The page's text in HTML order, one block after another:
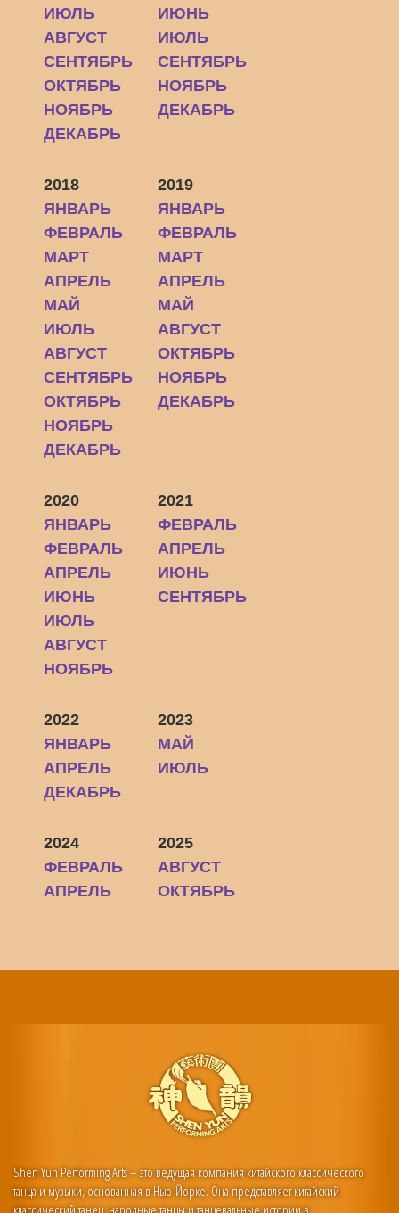
ИЮЛЬ
АВГУСТ
СЕНТЯБРЬ
ОКТЯБРЬ
НОЯБРЬ
ДЕКАБРЬ
ИЮНЬ
ИЮЛЬ
СЕНТЯБРЬ
НОЯБРЬ
ДЕКАБРЬ
2018
ЯНВАРЬ
ФЕВРАЛЬ
МАРТ
АПРЕЛЬ
МАЙ
ИЮЛЬ
АВГУСТ
СЕНТЯБРЬ
ОКТЯБРЬ
НОЯБРЬ
ДЕКАБРЬ
2019
ЯНВАРЬ
ФЕВРАЛЬ
МАРТ
АПРЕЛЬ
МАЙ
АВГУСТ
ОКТЯБРЬ
НОЯБРЬ
ДЕКАБРЬ
2020
ЯНВАРЬ
ФЕВРАЛЬ
АПРЕЛЬ
ИЮНЬ
ИЮЛЬ
АВГУСТ
НОЯБРЬ
2021
ФЕВРАЛЬ
АПРЕЛЬ
ИЮНЬ
СЕНТЯБРЬ
2022
ЯНВАРЬ
АПРЕЛЬ
ДЕКАБРЬ
2023
МАЙ
ИЮЛЬ
2024
ФЕВРАЛЬ
АПРЕЛЬ
2025
АВГУСТ
ОКТЯБРЬ
Shen Yun Performing Arts – это ведущая компания китайского классического
танца и музыки, основанная в Нью-Йорке. Она представляет китайский
классический танец, народные танцы и танцевальные истории в